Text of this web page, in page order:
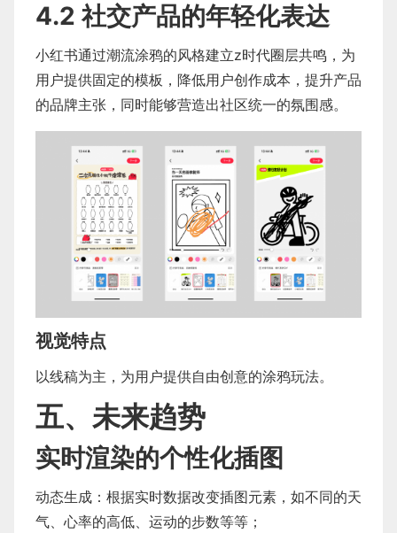
4.2 社交产品的年轻化表达
小红书通过潮流涂鸦的风格建立z时代圈层共鸣，为
用户提供固定的模板，降低用户创作成本，提升产品
的品牌主张，同时能够营造出社区统一的氛围感。
视觉特点
以线稿为主，为用户提供自由创意的涂鸦玩法。
五、未来趋势
实时渲染的个性化插图
动态生成：根据实时数据改变插图元素，如不同的天
气、心率的高低、运动的步数等等；